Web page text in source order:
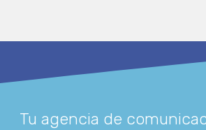
Tu agencia de